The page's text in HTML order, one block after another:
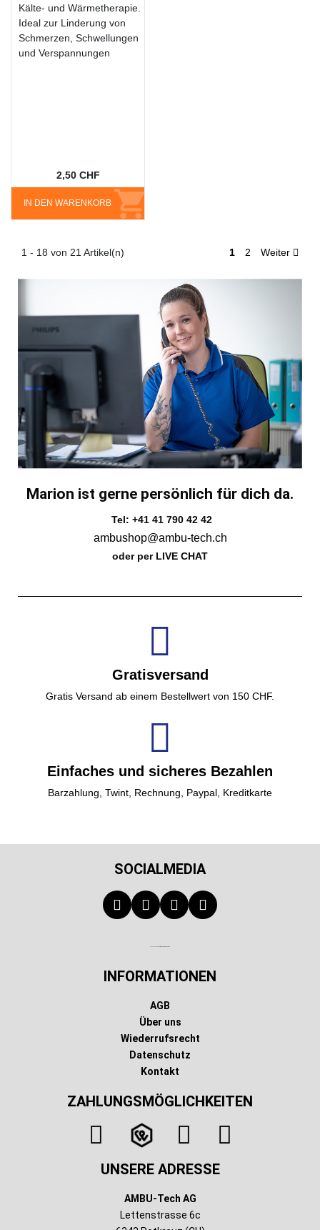
Kälte- und Wärmetherapie.
Ideal zur Linderung von
Schmerzen, Schwellungen
und Verspannungen
IN DEN WARENKORB
2,50 CHF
1 - 18 von 21 Artikel(n) 1 2 Weiter
Marion ist gerne persönlich für dich da.
Tel: +41 41 790 42 42
ambushop@ambu-tech.ch
oder per LIVE CHAT
Gratisversand
Gratis Versand ab einem Bestellwert von 150 CHF.
Einfaches und sicheres Bezahlen
Barzahlung, Twint, Rechnung, Paypal, Kreditkarte
SOCIALMEDIA
INFORMATIONEN
AGB
Über uns
Wiederrufsrecht
Datenschutz
Kontakt
ZAHLUNGSMÖGLICHKEITEN
UNSERE ADRESSE
AMBU-Tech AG
Lettenstrasse 6c